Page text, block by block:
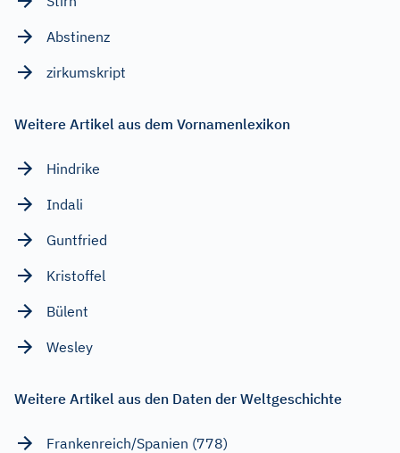
Abstinenz
zirkumskript
Weitere Artikel aus dem Vornamenlexikon
Hindrike
Indali
Guntfried
Kristoffel
Bülent
Wesley
Weitere Artikel aus den Daten der Weltgeschichte
Frankenreich/Spanien (778)